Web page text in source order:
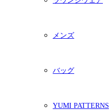
メンズ
バッグ
YUMI PATTERNS